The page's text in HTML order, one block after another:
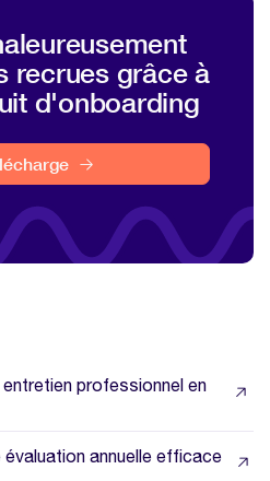
recrues grâce à
d'onboarding
professionnel en
annuelle efficace